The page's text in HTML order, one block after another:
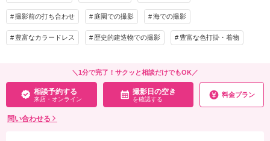
相談予約する 撮影日の空き
撮影前の打ち合わせ 庭園での撮影 海での撮影
豊富なカラードレス 歴史的建造物での撮影 豊富な色打掛・着物
＼1分で完了！サクッと相談だけでもOK／
相談予約する
来店・オンライン
撮影日の空き
を確認する
料金プラン
問い合わせる